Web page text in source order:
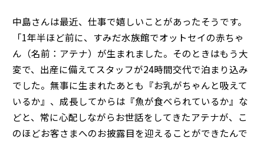
中島さんは最近、仕事で嬉しいことがあったそうです。
「1年半ほど前に、すみだ水族館でオットセイの赤ちゃ
ん（名前：アテナ）が生まれました。そのときはもう大
変で、出産に備えてスタッフが24時間交代で泊まり込み
でした。無事に生まれたあとも『お乳がちゃんと吸えて
いるか』、成長してからは『魚が食べられているか』な
どと、常に心配しながらお世話をしてきたアテナが、こ
のほどお客さまへのお披露目を迎えることができたんで